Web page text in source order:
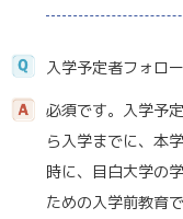
入学予定者フォロ
必須です。入学予
ら入学までに、本
時に、目白大学の
ための入学前教育